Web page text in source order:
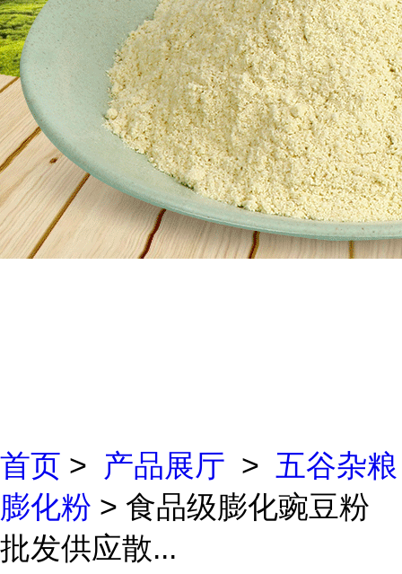
首页 > 产品展厅 > 五谷杂粮
膨化粉 > 食品级膨化豌豆粉
批发供应散...